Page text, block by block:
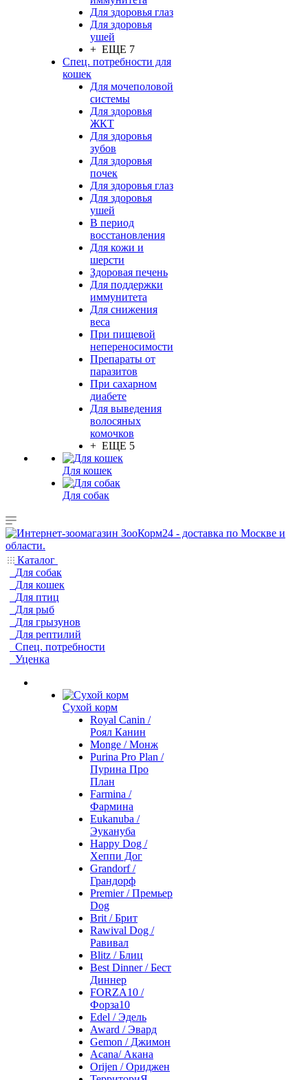
Для здоровья глаз
Для здоровья
ушей
+ ЕЩЕ 7
Спец. потребности для
кошек
Для мочеполовой
системы
Для здоровья
ЖКТ
Для здоровья
зубов
Для здоровья
почек
Для здоровья глаз
Для здоровья
ушей
В период
восстановления
Для кожи и
шерсти
Здоровая печень
Для поддержки
иммунитета
Для снижения
веса
При пищевой
непереносимости
Препараты от
паразитов
При сахарном
диабете
Для выведения
волосяных
комочков
+ ЕЩЕ 5
Для кошек
Для собак
Каталог
Для собак
Для кошек
Для птиц
Для рыб
Для грызунов
Для рептилий
Спец. потребности
Уценка
Сухой корм
Royal Canin /
Роял Канин
Monge / Монж
Purina Pro Plan /
Пурина Про
План
Farmina /
Фармина
Eukanuba /
Эукануба
Happy Dog /
Хеппи Дог
Grandorf /
Грандорф
Premier / Премьер
Dog
Brit / Брит
Rawival Dog /
Равивал
Blitz / Блиц
Best Dinner / Бест
Диннер
FORZA10 /
Форза10
Edel / Эдель
Award / Эвард
Gemon / Джимон
Acana/ Акана
Orijen / Ориджен